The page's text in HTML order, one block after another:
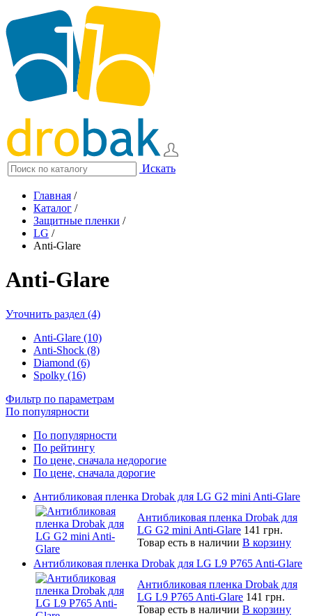
Искать
Главная /
Каталог /
Защитные пленки /
LG /
Anti-Glare
Anti-Glare
Уточнить раздел (4)
Anti-Glare (10)
Anti-Shock (8)
Diamond (6)
Spolky (16)
Фильтр по параметрам
По популярности
По популярности
По рейтингу
По цене, сначала недорогие
По цене, сначала дорогие
Антибликовая пленка Drobak для LG G2 mini Anti-Glare
Антибликовая пленка Drobak для
LG G2 mini Anti-Glare 141 грн.
Товар есть в наличии В корзину
Антибликовая пленка Drobak для LG L9 P765 Anti-Glare
Антибликовая пленка Drobak для
LG L9 P765 Anti-Glare 141 грн.
Товар есть в наличии В корзину